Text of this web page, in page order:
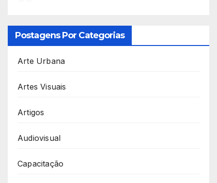
Postagens Por Categorias
Arte Urbana
Artes Visuais
Artigos
Audiovisual
Capacitação